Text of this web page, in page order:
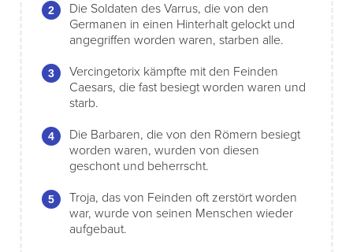
Die Soldaten des Varrus, die von den
Germanen in einen Hinterhalt gelockt und
angegriffen worden waren, starben alle.
Vercingetorix kämpfte mit den Feinden
Caesars, die fast besiegt worden waren und
starb.
Die Barbaren, die von den Römern besiegt
worden waren, wurden von diesen
geschont und beherrscht.
Troja, das von Feinden oft zerstört worden
war, wurde von seinen Menschen wieder
aufgebaut.